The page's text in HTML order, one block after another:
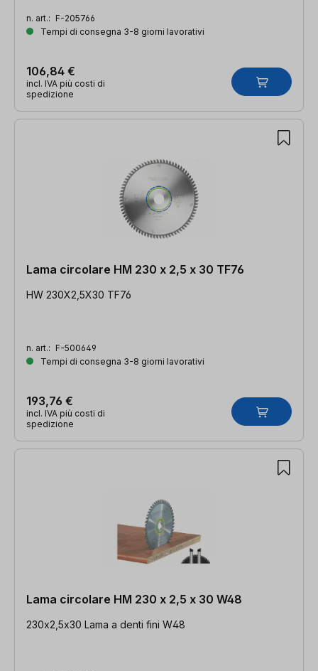
n. art.: F-205766
Tempi di consegna 3-8 giorni lavorativi
106,84 €
incl. IVA più costi di
spedizione
Lama circolare HM 230 x 2,5 x 30 TF76
HW 230X2,5X30 TF76
n. art.: F-500649
Tempi di consegna 3-8 giorni lavorativi
193,76 €
incl. IVA più costi di
spedizione
Lama circolare HM 230 x 2,5 x 30 W48
230x2,5x30 Lama a denti fini W48